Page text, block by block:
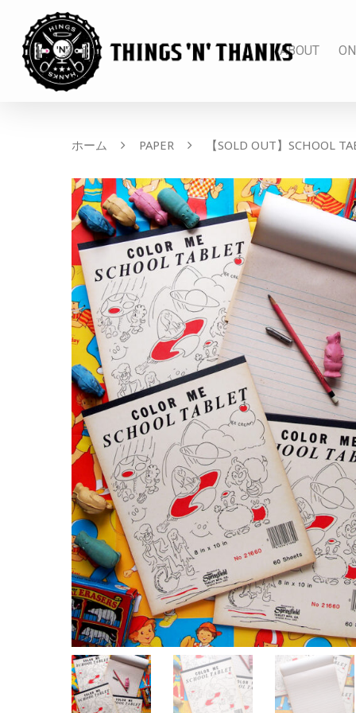
ABOUT
ホーム PAPER 【SOLD OUT】SCHOOL